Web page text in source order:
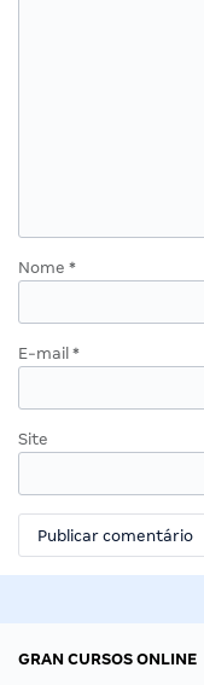
Nome *
E-mail *
Site
GRAN CURSOS ONLINE